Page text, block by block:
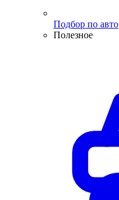
Подбор по авто
Полезное